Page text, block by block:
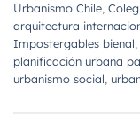
Urbanismo Chile
arquitectura
Impostergables bienal
planificación urbana
urbanismo social